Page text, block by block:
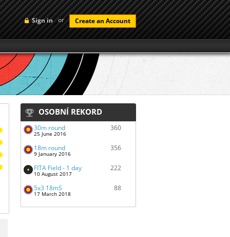
Sign in or Create an Account
OSOBNÍ REKORD
30m round
25 June 2016
360
18m round
9 January 2016
356
FITA Field - 1 day
10 August 2017
222
5x3 18mS
17 March 2018
88